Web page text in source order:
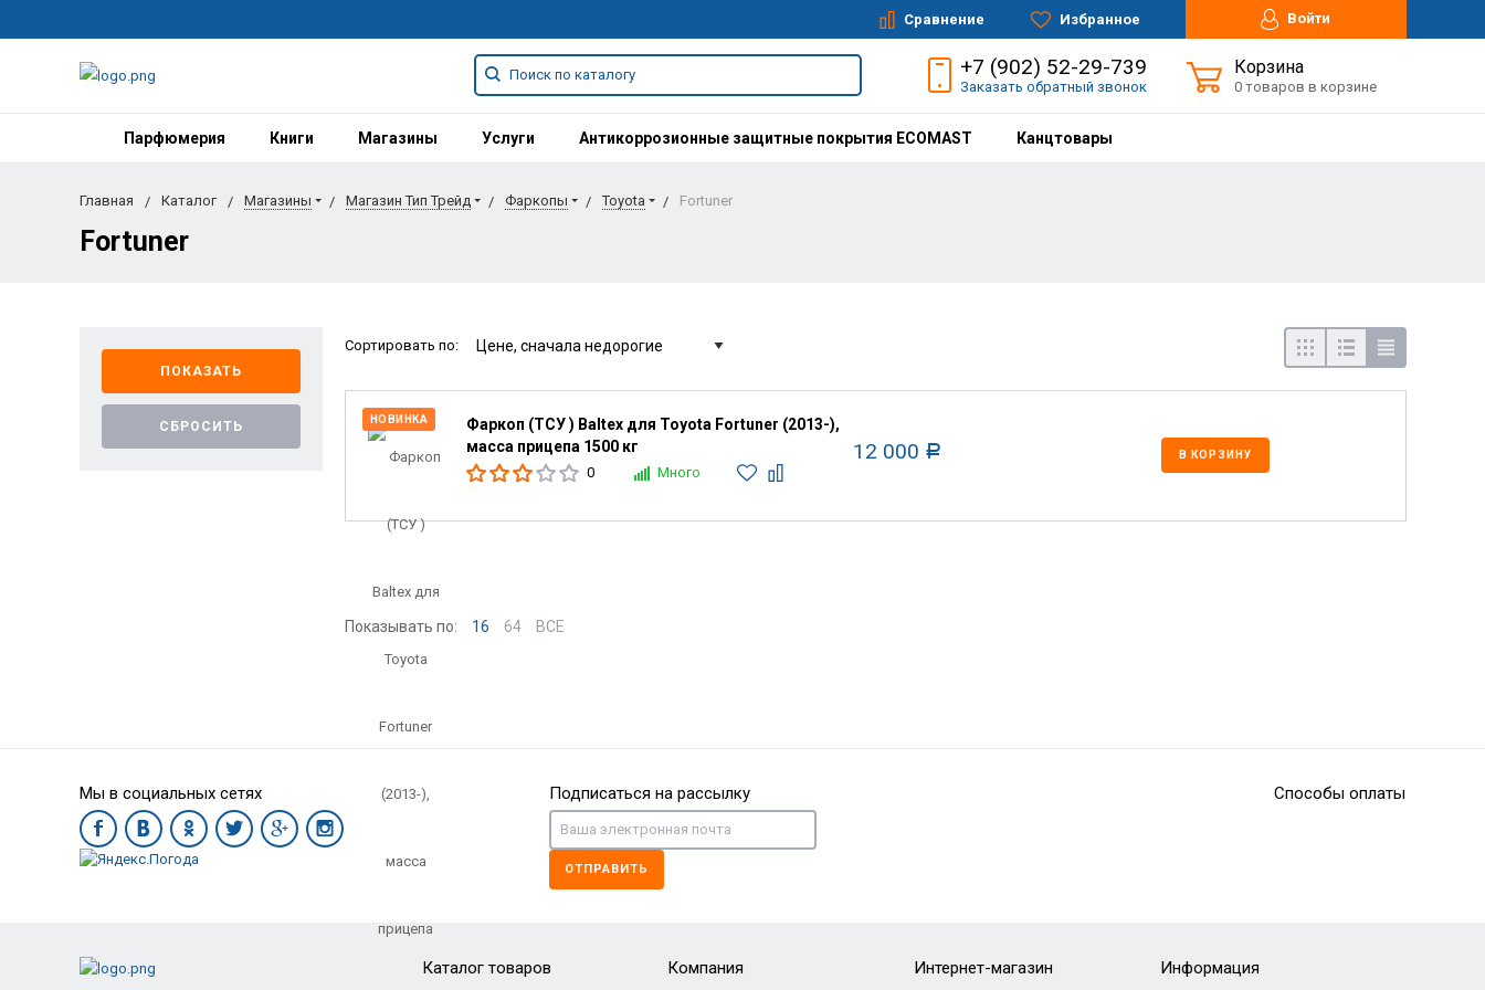
Сравнение Избранное Войти
+7 (902) 52-29-739
Заказать обратный звонок
Корзина
0 товаров в корзине
Парфюмерия Книги Магазины Услуги Антикоррозионные защитные покрытия ECOMAST Канцтовары
Главная Каталог Магазины Магазин Тип Трейд Фаркопы Toyota Fortuner
Fortuner
Сортировать по:
НОВИНКА
Фаркоп (ТСУ ) Baltex для Toyota Fortuner (2013-),
масса прицепа 1500 кг
0 Много
12 000 Р В КОРЗИНУ
Показывать по: 16 64 ВСЕ
Мы в социальных сетях Подписаться на рассылку
ОТПРАВИТЬ
Способы оплаты
Каталог товаров Компания Интернет-магазин Информация